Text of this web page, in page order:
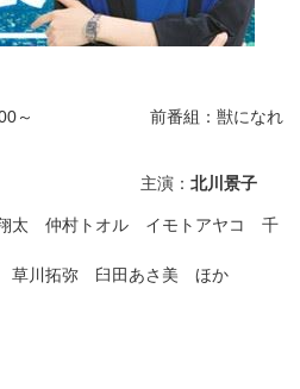
：00～ 前番組：獣になれ
ト 主演： 北川景子
太 仲村トオル イモトアヤコ 千
川拓弥 臼田あさ美 ほか